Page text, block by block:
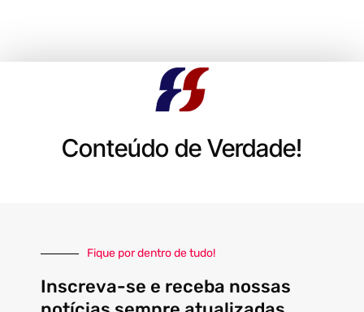
Conteúdo de Verdade!
Fique por dentro de tudo!
Inscreva-se e receba nossas